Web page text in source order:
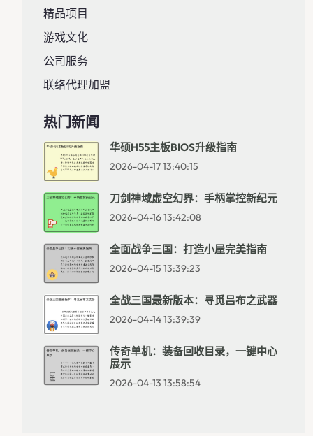
精品项目
游戏文化
公司服务
联络代理加盟
热门新闻
华硕H55主板BIOS升级指南
2026-04-17 13:40:15
刀剑神域虚空幻界：手柄掌控新纪元
2026-04-16 13:42:08
全面战争三国：打造小屋完美指南
2026-04-15 13:39:23
全战三国最新版本：寻觅吕布之武器
2026-04-14 13:39:39
传奇单机：装备回收目录，一键中心
展示
2026-04-13 13:58:54